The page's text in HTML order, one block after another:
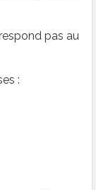
pas au
: